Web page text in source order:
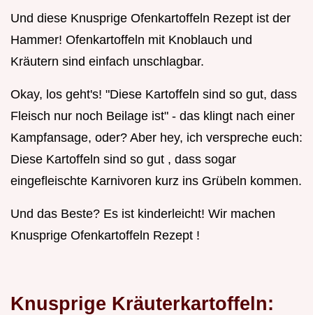
Und diese Knusprige Ofenkartoffeln Rezept ist der
Hammer! Ofenkartoffeln mit Knoblauch und
Kräutern sind einfach unschlagbar.
Okay, los geht's! "Diese Kartoffeln sind so gut, dass
Fleisch nur noch Beilage ist" - das klingt nach einer
Kampfansage, oder? Aber hey, ich verspreche euch:
Diese Kartoffeln sind so gut , dass sogar
eingefleischte Karnivoren kurz ins Grübeln kommen.
Und das Beste? Es ist kinderleicht! Wir machen
Knusprige Ofenkartoffeln Rezept !
Knusprige Kräuterkartoffeln: